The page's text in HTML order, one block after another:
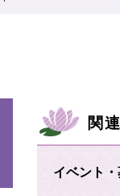
関
イベント